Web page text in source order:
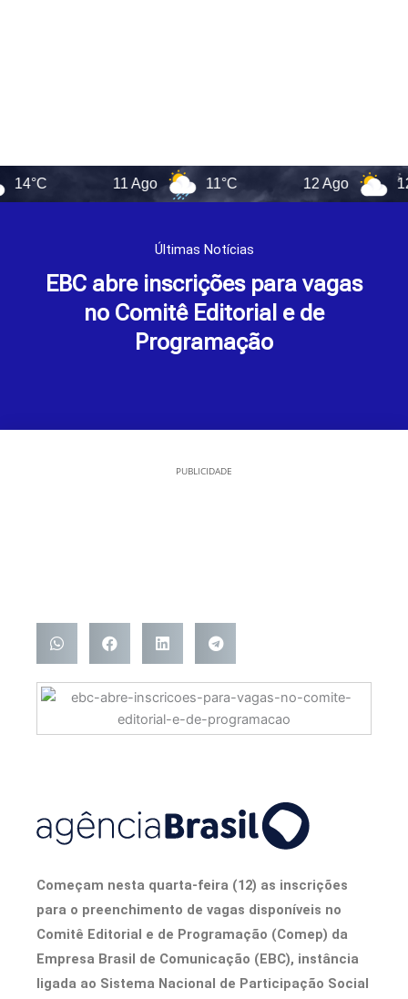
11°C 12°C
Últimas Notícias
EBC abre inscrições para vagas
no Comitê Editorial e de
Programação
PUBLICIDADE
Começam nesta quarta-feira (12) as inscrições
para o preenchimento de vagas disponíveis no
Comitê Editorial e de Programação (Comep) da
Empresa Brasil de Comunicação (EBC), instância
ligada ao Sistema Nacional de Participação Social